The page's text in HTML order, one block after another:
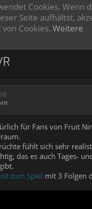
Cookies. Wenn
Seite aufhältst,
Cookies. Weitere
für Fans von Fruit
fühlt sich sehr
das es auch Tages-
zum Spiel mit 3 Folgen